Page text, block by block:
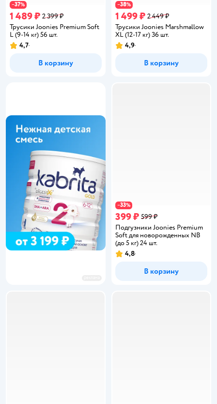
−37%
1 489 ₽ 2 399 ₽
Трусики Joonies Premium Soft
L (9-14 кг) 56 шт.
Рейтинг:
4,7
В корзину
−38%
1 499 ₽ 2 449 ₽
Трусики Joonies Marshmallow
XL (12-17 кг) 36 шт.
Рейтинг:
4,9
В корзину
−33%
399 ₽ 599 ₽
Подгузники Joonies Premium
Soft для новорожденных NB
(до 5 кг) 24 шт.
Рейтинг:
4,8
В корзину